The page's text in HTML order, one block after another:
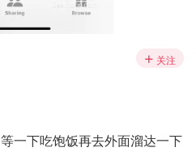
关注
一下吃饱饭再去外面溜达一下